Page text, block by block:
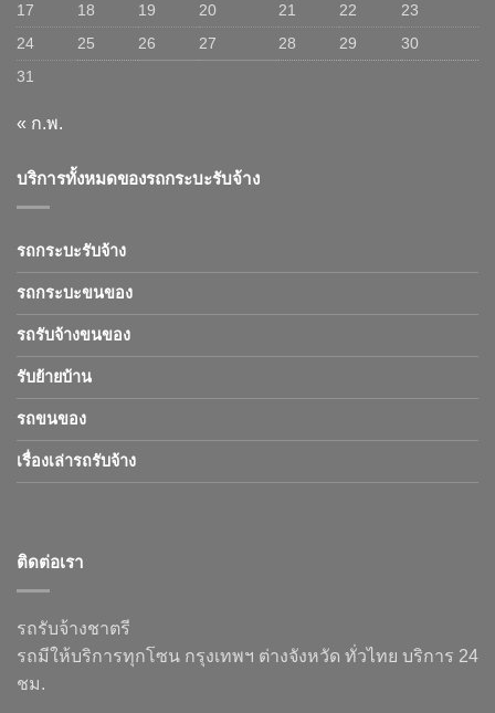
17
18 19 20 21 22
23
24
25 26 27 28 29
30
31
« ก.พ.
บริการทั้งหมดของรถกระบะรับจ้าง
รถกระบะรับจ้าง
รถกระบะขนของ
รถรับจ้างขนของ
รับย้ายบ้าน
รถขนของ
เรื่องเล่ารถรับจ้าง
ติดต่อเรา
รถรับจ้างชาตรี
รถมีให้บริการทุกโซน กรุงเทพฯ ต่างจังหวัด ทั่วไทย บริการ 24
ชม.